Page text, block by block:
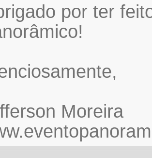
por ter
Moreira